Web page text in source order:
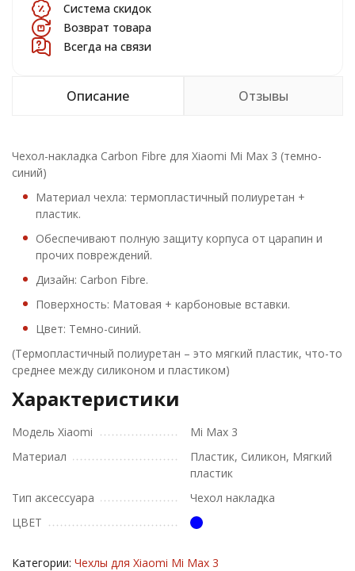
Система скидок
Возврат товара
Всегда на связи
Описание Отзывы
Чехол-накладка Carbon Fibre для Xiaomi Mi Max 3 (темно-
синий)
Материал чехла: термопластичный полиуретан +
пластик.
Обеспечивают полную защиту корпуса от царапин и
прочих повреждений.
Дизайн: Carbon Fibre.
Поверхность: Матовая + карбоновые вставки.
Цвет: Темно-синий.
(Термопластичный полиуретан – это мягкий пластик, что-то
среднее между силиконом и пластиком)
Характеристики
Модель Xiaomi
Mi Max 3
Материал
Пластик, Силикон, Мягкий
пластик
Тип аксессуара
Чехол накладка
ЦВЕТ
Категории: Чехлы для Xiaomi Mi Max 3